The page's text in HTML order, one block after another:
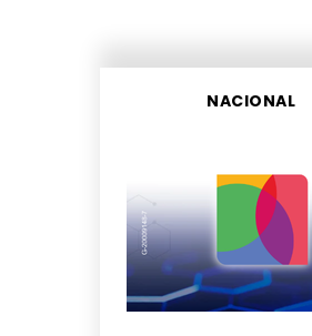
NACIONAL